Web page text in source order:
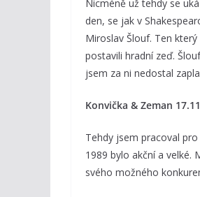
Nicméně už tehdy se
den, se jak v
Miroslav Šlouf. Ten
postavili hradní zeď.
jsem za ni nedostal
Konvička & Zeman
Tehdy jsem pracoval
1989 bylo akční a velké.
svého možného